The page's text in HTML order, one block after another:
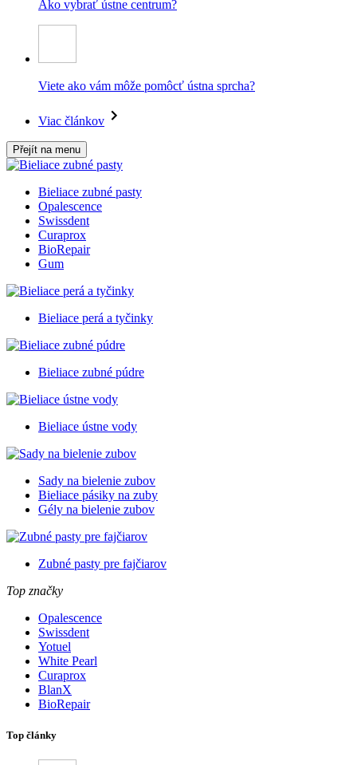
Ako vybrať ústne centrum?
Viete ako vám môže pomôcť ústna sprcha?
Viac článkov
Přejít na menu
Bieliace zubné pasty
Opalescence
Swissdent
Curaprox
BioRepair
Gum
Bieliace perá a tyčinky
Bieliace zubné púdre
Bieliace ústne vody
Sady na bielenie zubov
Bieliace pásiky na zuby
Gély na bielenie zubov
Zubné pasty pre fajčiarov
Top značky
Opalescence
Swissdent
Yotuel
White Pearl
Curaprox
BlanX
BioRepair
Top články